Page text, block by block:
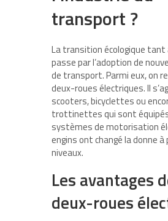
transport ?
La transition écologique
passe par l’adoption de
de transport. Parmi eux, on
deux-roues électriques. Il
scooters, bicyclettes ou
trottinettes qui sont
systèmes de motorisation
engins ont changé la donne à
niveaux.
Les avantages
deux-roues